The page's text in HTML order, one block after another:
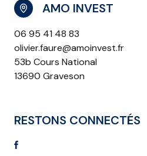
AMO INVEST
06 95 41 48 83
olivier.faure@amoinvest.fr
53b Cours National
13690 Graveson
RESTONS CONNECTÉS